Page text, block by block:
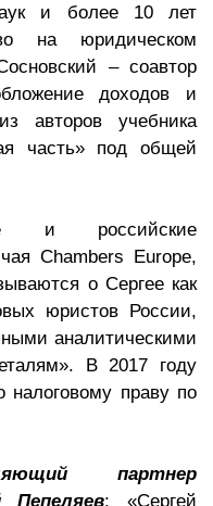
и более 10 лет
на юридическом
– соавтор
доходов и
авторов учебника
часть» под общей
и российские
Chambers Europe,
о Сергее как
юристов России,
аналитическими
В 2017 году
налоговому праву по
партнер
Пепеляев: «Сергей